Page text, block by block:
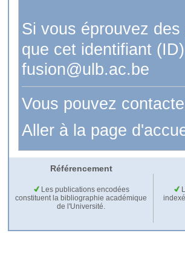
Si vous éprouvez
que cet identifiant
fusion@ulb.ac.be
Vous pouvez
Aller à la page
Référencement
Les publications encodées
constituent la bibliographie académique
de l'Université.